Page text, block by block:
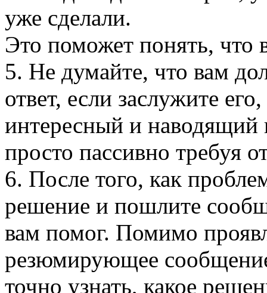
уже сделали.
Это поможет понять, что
5. Не думайте, что вам
ответ, если заслужите
интересный и наводящий
просто пассивно требуя
6. После того, как
решение и пошлите
вам помог. Помимо
резюмирующее
точно узнать, какое